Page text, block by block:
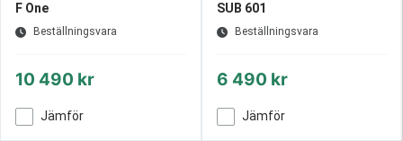
F One
Beställningsvara
10 490 kr
Jämför
SUB 601
Beställningsvara
6 490 kr
Jämför